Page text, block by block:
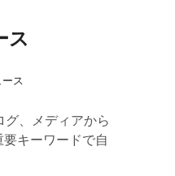
ス
ス
、メディアから
キーワードで自